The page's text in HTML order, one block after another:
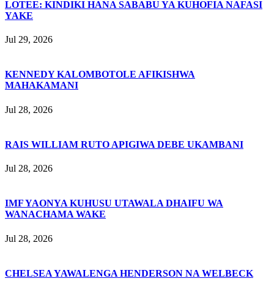
LOTEE: KINDIKI HANA SABABU YA KUHOFIA NAFASI
YAKE
Jul 29, 2026
KENNEDY KALOMBOTOLE AFIKISHWA
MAHAKAMANI
Jul 28, 2026
RAIS WILLIAM RUTO APIGIWA DEBE UKAMBANI
Jul 28, 2026
IMF YAONYA KUHUSU UTAWALA DHAIFU WA
WANACHAMA WAKE
Jul 28, 2026
CHELSEA YAWALENGA HENDERSON NA WELBECK